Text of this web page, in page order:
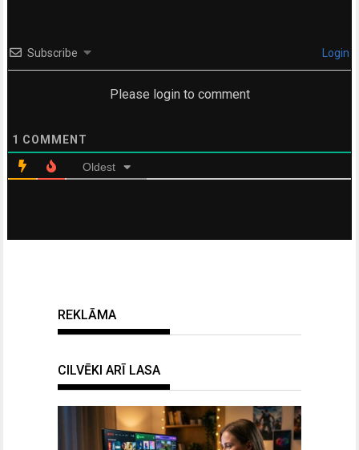
Subscribe Login
Please login to comment
1 COMMENT
Oldest
REKLĀMA
CILVĒKI ARĪ LASA